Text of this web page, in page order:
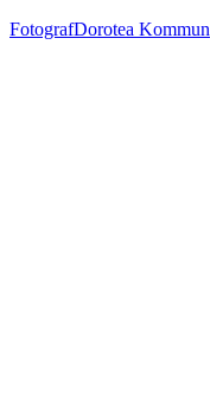
FotografDorotea Kommun